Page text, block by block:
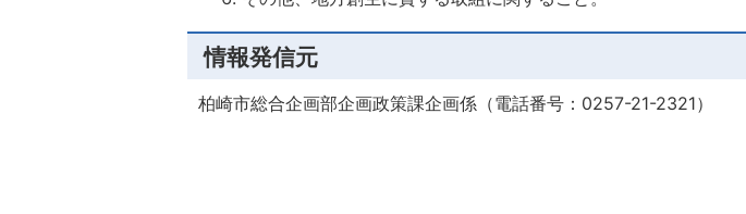
情報発信元
柏崎市総合企画部企画政策課企画係（電話番号：0257-21-2321）